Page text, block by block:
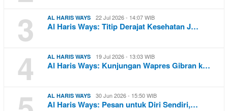
3 AL HARIS WAYS 22 Jul 2026 - 14:07 WIB
Al Haris Ways: Titip Derajat Kesehatan J…
4 AL HARIS WAYS 19 Jul 2026 - 13:03 WIB
Al Haris Ways: Kunjungan Wapres Gibran k…
AL HARIS WAYS 30 Jun 2026 - 15:50 WIB
Al Haris Ways: Pesan untuk Diri Sendiri,…